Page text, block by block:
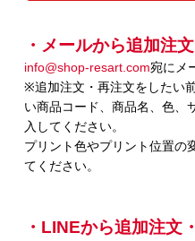
・メールから追加注文
info@shop-resart.com宛にメ
※追加注文・再注文をしたい
い商品コード、商品名、色、
入してください。
プリント色やプリント位置の
てください。
・LINEから追加注文